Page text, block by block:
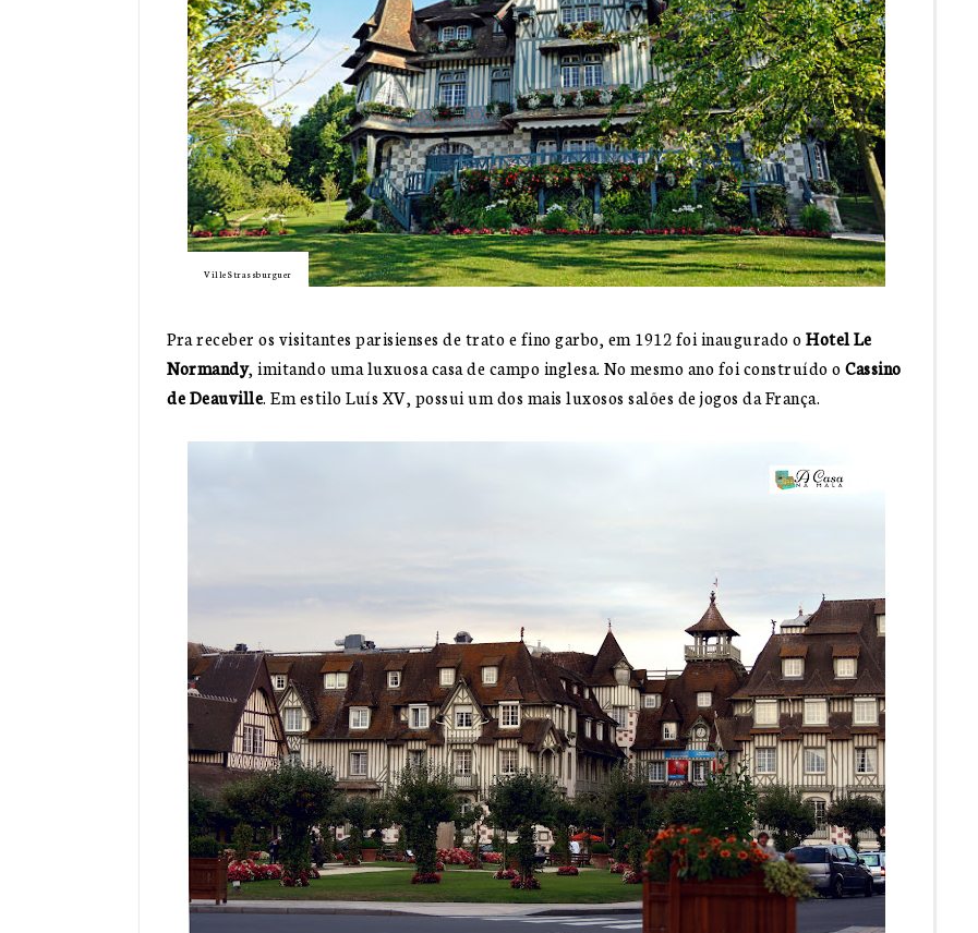
Ville Strassburguer
Pra receber os visitantes parisienses de trato e fino garbo, em 1912 foi inaugurado oHotel Le
Normandy, imitando uma luxuosa casa de campo inglesa. No mesmo ano foi construído oCassino
de Deauville. Em estilo Luís XV, possui um dos mais luxosos salões de jogos da França.